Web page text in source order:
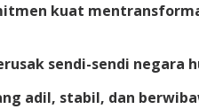
kuat
sendi-sendi negara
adil, stabil, dan